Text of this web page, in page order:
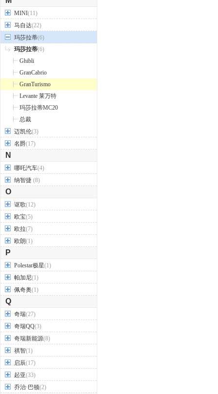
MINI(11)
马自达(22)
玛莎拉蒂(6)
玛莎拉蒂(6)
Ghibli
GranCabrio
GranTurismo
Levante 莱万特
玛莎拉蒂MC20
总裁
迈凯伦(3)
名爵(17)
N
哪吒汽车(4)
纳智捷 (8)
O
讴歌(12)
欧宝(5)
欧拉(7)
欧朗(1)
P
Polestar极星(1)
帕加尼(1)
佩奇奥(1)
Q
奇瑞(27)
奇瑞QQ(3)
奇瑞新能源(8)
祺智(1)
启辰(17)
起亚(33)
乔治·巴顿(2)